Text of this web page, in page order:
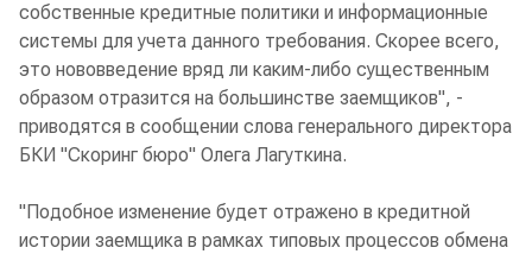
собственные кредитные политики и информационные
системы для учета данного требования. Скорее всего,
это нововведение вряд ли каким-либо существенным
образом отразится на большинстве заемщиков", -
приводятся в сообщении слова генерального директора
БКИ "Скоринг бюро" Олега Лагуткина.
"Подобное изменение будет отражено в кредитной
истории заемщика в рамках типовых процессов обмена